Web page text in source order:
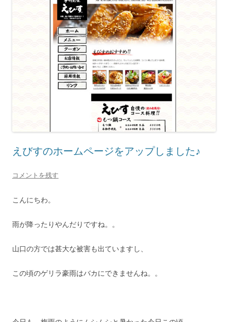
えびすのホームページをアップしました♪
コメントを残す
こんにちわ。
雨が降ったりやんだりですね。。
山口の方では甚大な被害も出ていますし、
この頃のゲリラ豪雨はバカにできませんね。。